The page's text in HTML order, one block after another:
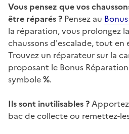
Vous pensez que vos
être réparés ? Pensez au
la réparation, vous prolongez
chaussons d'escalade, tout en
Trouvez un réparateur sur la
proposant le Bonus
symbole%.
Ils sont inutilisables ?
bac de collecte ou remettez-